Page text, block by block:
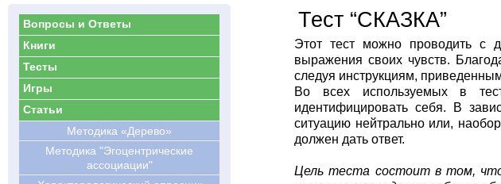
Тест “СКАЗКА”
Этот тест можно проводить с
выражения своих чувств.
следуя инструкциям,
Во всех используемых в
идентифицировать себя. В
ситуацию нейтрально или,
должен дать ответ.
Цель теста состоит в том,
Вопросы и Ответы
Книги
Тесты
Игры
Статьи
Методика «Дерево»
Методика "Эгоцентрические
ассоциации"